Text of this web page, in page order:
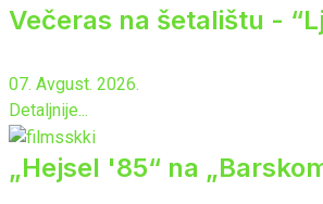
Večeras na šetalištu -
07. Avgust. 2026.
Detaljnije...
„Hejsel '85“ na